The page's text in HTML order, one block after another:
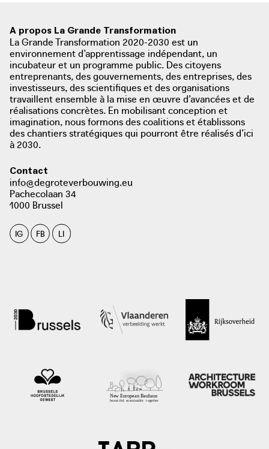
laquelle témoignages et avis ont été
recueillis. Pour toute personne qui
souhaite apporter sa pierre à l’édifice
au projet par sa participation et
cocréation.
photo: Lab van Troje, 2018
issuu.com
A propos La Grande Transformation
La Grande Transformation 2020-2030 est un
environnement d’apprentissage indépendant, un
incubateur et un programme public. Des citoyens
entreprenants, des gouvernements, des entreprises, des
investisseurs, des scientifiques et des organisations
travaillent ensemble à la mise en œuvre d’avancées et de
réalisations concrètes. En mobilisant conception et
imagination, nous formons des coalitions et établissons
des chantiers stratégiques qui pourront être réalisés d’ici
à 2030.
Contact
info@degroteverbouwing.eu
Pachecolaan 34
1000 Brussel
IG FB LI